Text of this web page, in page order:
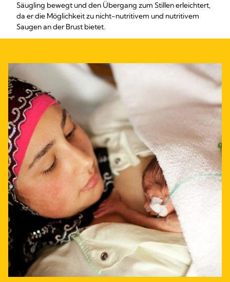
Säugling bewegt und den Übergang zum Stillen erleichtert,
da er die Möglichkeit zu nicht-nutritivem und nutritivem
Saugen an der Brust bietet.